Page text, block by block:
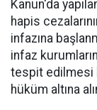
Kanun'da
hapis
infazına
infaz
tespit edilmesi
hüküm altına